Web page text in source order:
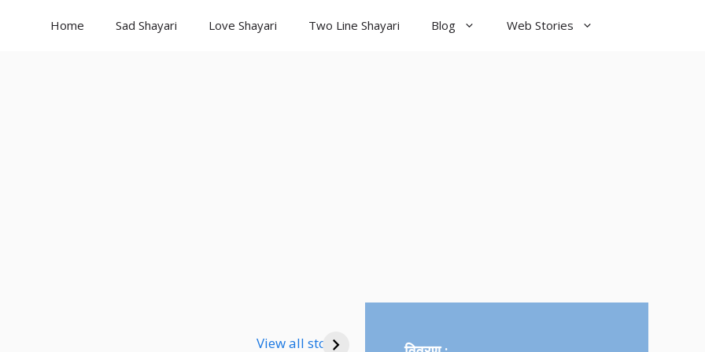
Home Sad Shayari Love Shayari Two Line Shayari Blog Web Stories
View all storiesShayari